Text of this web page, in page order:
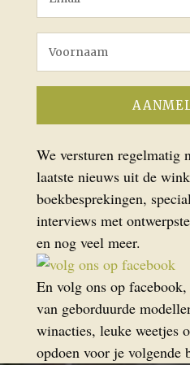
We versturen regelmatig
laatste nieuws uit de
boekbesprekingen,
interviews met
en nog veel meer.
En volg ons op
van geborduurde
winacties, leuke weetjes
opdoen voor je volgende